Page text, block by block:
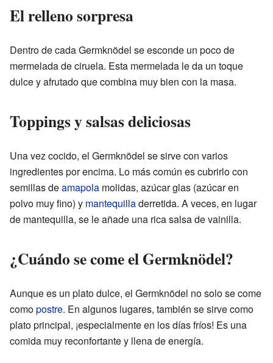
El relleno sorpresa
Dentro de cada Germknödel se esconde un poco de
mermelada de ciruela. Esta mermelada le da un toque
dulce y afrutado que combina muy bien con la masa.
Toppings y salsas deliciosas
Una vez cocido, el Germknödel se sirve con varios
ingredientes por encima. Lo más común es cubrirlo con
semillas deamapola molidas, azúcar glas (azúcar en
polvo muy fino) y mantequilladerretida. A veces, en lugar
de mantequilla, se le añade una rica salsa de vainilla.
¿Cuándo se come el Germknödel?
Aunque es un plato dulce, el Germknödel no solo se come
comopostre. En algunos lugares, también se sirve como
plato principal, ¡especialmente en los días fríos! Es una
comida muy reconfortante y llena de energía.